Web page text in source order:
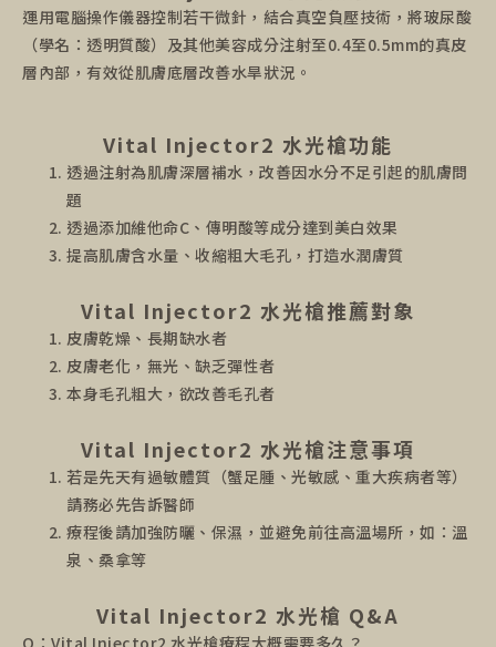
運用電腦操作儀器控制若干微針，結合真空負壓技術，將玻尿酸
（學名：透明質酸）及其他美容成分注射至0.4至0.5mm的真皮
層內部，有效從肌膚底層改善水旱狀況。
Vital Injector2 水光槍功能
透過注射為肌膚深層補水，改善因水分不足引起的肌膚問
題
透過添加維他命C、傳明酸等成分達到美白效果
提高肌膚含水量、收縮粗大毛孔，打造水潤膚質
Vital Injector2 水光槍推薦對象
皮膚乾燥、長期缺水者
皮膚老化，無光、缺乏彈性者
本身毛孔粗大，欲改善毛孔者
Vital Injector2 水光槍注意事項
若是先天有過敏體質（蟹足腫、光敏感、重大疾病者等）
請務必先告訴醫師
療程後請加強防曬、保濕，並避免前往高溫場所，如：溫
泉、桑拿等
Vital Injector2 水光槍 Q&A
Q：Vital Injector2 水光槍療程大概需要多久？